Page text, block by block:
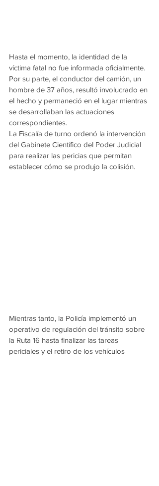
Hasta el momento, la identidad de la
víctima fatal no fue informada oficialmente.
Por su parte, el conductor del camión, un
hombre de 37 años, resultó involucrado en
el hecho y permaneció en el lugar mientras
se desarrollaban las actuaciones
correspondientes.
La Fiscalía de turno ordenó la intervención
del Gabinete Científico del Poder Judicial
para realizar las pericias que permitan
establecer cómo se produjo la colisión.
Mientras tanto, la Policía implementó un
operativo de regulación del tránsito sobre
la Ruta 16 hasta finalizar las tareas
periciales y el retiro de los vehículos